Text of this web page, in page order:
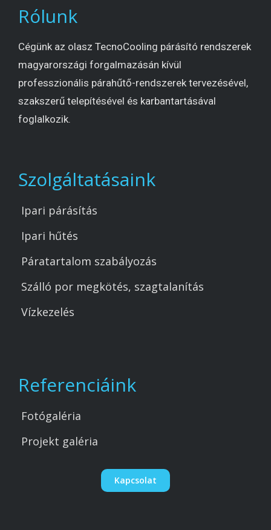
Rólunk
Cégünk az olasz TecnoCooling párásító rendszerek
magyarországi forgalmazásán kívül
professzionális párahűtő-rendszerek tervezésével,
szakszerű telepítésével és karbantartásával
foglalkozik.
Szolgáltatásaink
Ipari párásítás
Ipari hűtés
Páratartalom szabályozás
Szálló por megkötés, szagtalanítás
Vízkezelés
Referenciáink
Fotógaléria
Projekt galéria
Kapcsolat